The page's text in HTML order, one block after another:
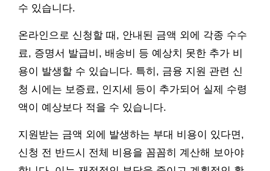
수 있습니다.
온라인으로 신청할 때, 안내된 금액 외에 각종 수수
료, 증명서 발급비, 배송비 등 예상치 못한 추가 비
용이 발생할 수 있습니다. 특히, 금융 지원 관련 신
청 시에는 보증료, 인지세 등이 추가되어 실제 수령
액이 예상보다 적을 수 있습니다.
지원받는 금액 외에 발생하는 부대 비용이 있다면,
신청 전 반드시 전체 비용을 꼼꼼히 계산해 보아야